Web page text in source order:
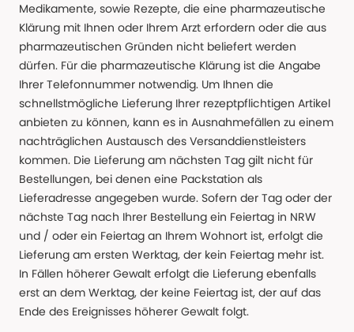
Medikamente, sowie Rezepte, die eine pharmazeutische
Klärung mit Ihnen oder Ihrem Arzt erfordern oder die aus
pharmazeutischen Gründen nicht beliefert werden
dürfen. Für die pharmazeutische Klärung ist die Angabe
Ihrer Telefonnummer notwendig. Um Ihnen die
schnellstmögliche Lieferung Ihrer rezeptpflichtigen Artikel
anbieten zu können, kann es in Ausnahmefällen zu einem
nachträglichen Austausch des Versanddienstleisters
kommen. Die Lieferung am nächsten Tag gilt nicht für
Bestellungen, bei denen eine Packstation als
Lieferadresse angegeben wurde. Sofern der Tag oder der
nächste Tag nach Ihrer Bestellung ein Feiertag in NRW
und / oder ein Feiertag an Ihrem Wohnort ist, erfolgt die
Lieferung am ersten Werktag, der kein Feiertag mehr ist.
In Fällen höherer Gewalt erfolgt die Lieferung ebenfalls
erst an dem Werktag, der keine Feiertag ist, der auf das
Ende des Ereignisses höherer Gewalt folgt.